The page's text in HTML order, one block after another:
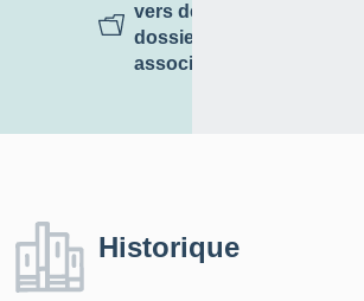
vers des
dossiers
associés
Historique